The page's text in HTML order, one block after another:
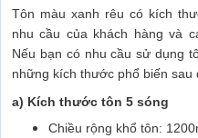
Tôn màu xanh rêu có kích
nhu cầu của khách hàng và
Nếu bạn có nhu cầu sử dụng
những kích thước phổ biến sau
a) Kích thước tôn 5 sóng
Chiều rộng khổ tôn: